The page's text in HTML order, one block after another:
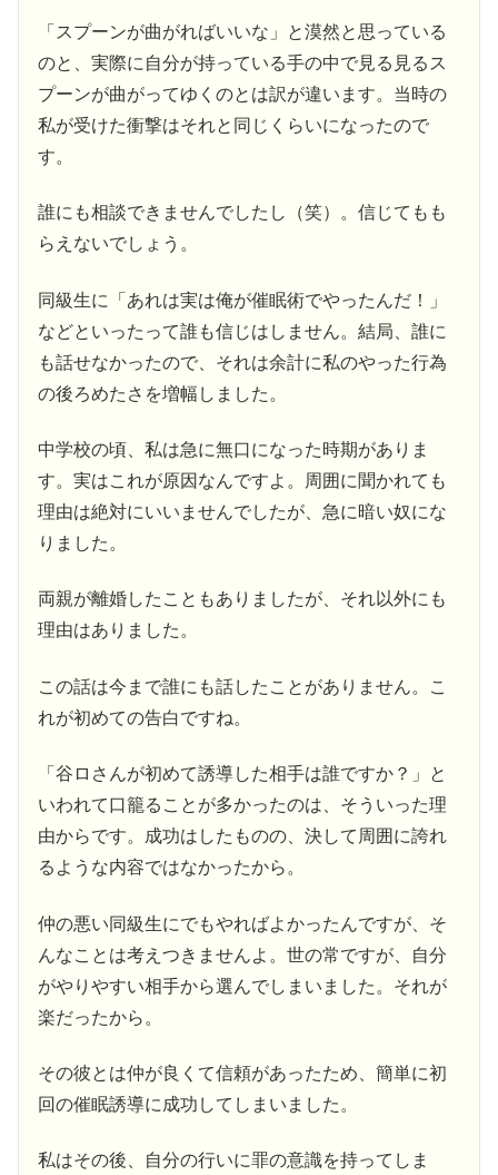
「スプーンが曲がればいいな」と漠然と思っている
のと、実際に自分が持っている手の中で見る見るス
プーンが曲がってゆくのとは訳が違います。当時の
私が受けた衝撃はそれと同じくらいになったので
す。
誰にも相談できませんでしたし（笑）。信じてもも
らえないでしょう。
同級生に「あれは実は俺が催眠術でやったんだ！」
などといったって誰も信じはしません。結局、誰に
も話せなかったので、それは余計に私のやった行為
の後ろめたさを増幅しました。
中学校の頃、私は急に無口になった時期がありま
す。実はこれが原因なんですよ。周囲に聞かれても
理由は絶対にいいませんでしたが、急に暗い奴にな
りました。
両親が離婚したこともありましたが、それ以外にも
理由はありました。
この話は今まで誰にも話したことがありません。こ
れが初めての告白ですね。
「谷ロさんが初めて誘導した相手は誰ですか？」と
いわれて口籠ることが多かったのは、そういった理
由からです。成功はしたものの、決して周囲に誇れ
るような内容ではなかったから。
仲の悪い同級生にでもやればよかったんですが、そ
んなことは考えつきませんよ。世の常ですが、自分
がやりやすい相手から選んでしまいました。それが
楽だったから。
その彼とは仲が良くて信頼があったため、簡単に初
回の催眠誘導に成功してしまいました。
私はその後、自分の行いに罪の意識を持ってしま